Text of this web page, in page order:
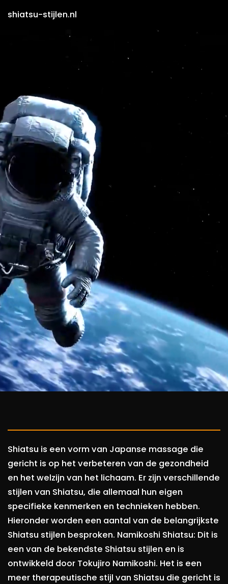
shiatsu-stijlen.nl
Shiatsu is een vorm van Japanse massage die
gericht is op het verbeteren van de gezondheid
en het welzijn van het lichaam. Er zijn verschillende
stijlen van Shiatsu, die allemaal hun eigen
specifieke kenmerken en technieken hebben.
Hieronder worden een aantal van de belangrijkste
Shiatsu stijlen besproken. Namikoshi Shiatsu: Dit is
een van de bekendste Shiatsu stijlen en is
ontwikkeld door Tokujiro Namikoshi. Het is een
meer therapeutische stijl van Shiatsu die gericht is